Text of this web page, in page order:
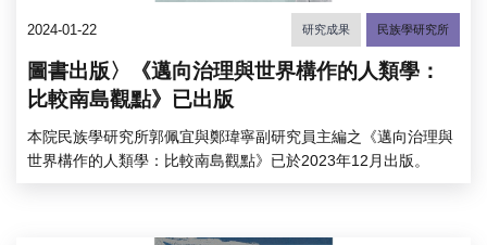
2024-01-22 研究成果 民族學研究所
圖書出版〉《邁向治理與世界構作的人類學：
比較南島觀點》已出版
本院民族學研究所郭佩宜與鄭瑋寧副研究員主編之《邁向治理與
世界構作的人類學：比較南島觀點》已於2023年12月出版。